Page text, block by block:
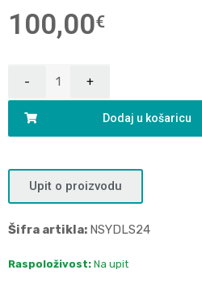
100,00€
Dodaj u košaricu
Upit o proizvodu
Šifra artikla: NSYDLS24
Raspoloživost: Na upit